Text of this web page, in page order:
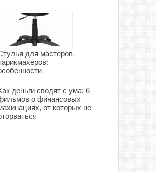
для мастеров-
деньги сводят с ума: 6
о финансовых
от которых не